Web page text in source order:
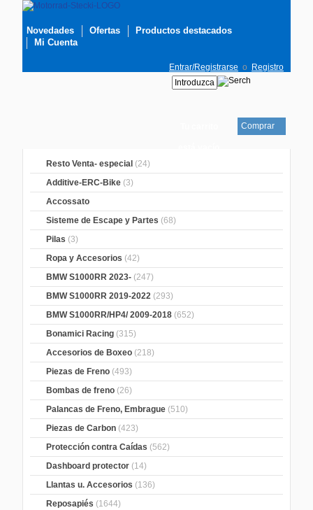
Novedades Ofertas
Productos destacados
Mi Cuenta
Entrar/Registrarse o Registro
Comprar
Resto Venta- especial (24)
Additive-ERC-Bike (3)
Accossato
Sisteme de Escape y Partes (68)
Pilas (3)
Ropa y Accesorios (42)
BMW S1000RR 2023- (247)
BMW S1000RR 2019-2022 (293)
BMW S1000RR/HP4/ 2009-2018 (652)
Bonamici Racing (315)
Accesorios de Boxeo (218)
Piezas de Freno (493)
Bombas de freno (26)
Palancas de Freno, Embrague (510)
Piezas de Carbon (423)
Protección contra Caídas (562)
Dashboard protector (14)
Llantas u. Accesorios (136)
Reposapiés (1644)